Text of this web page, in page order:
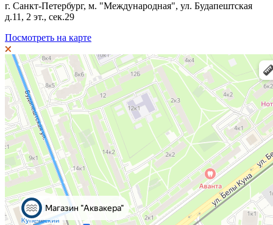
г. Санкт-Петербург, м. "Международная", ул. Будапештская
д.11, 2 эт., сек.29
Посмотреть на карте